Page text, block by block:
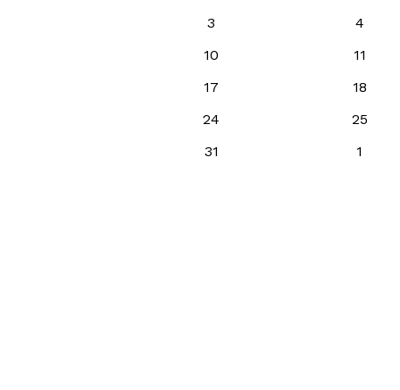
3
4
10
11
17
18
24
25
31
1